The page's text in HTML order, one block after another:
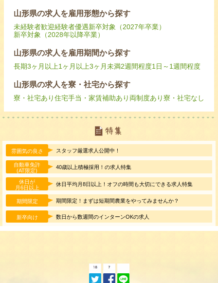
山形県の求人を雇用形態から探す
未経験者歓迎経験者優遇新卒対象（2027年卒業）
新卒対象（2028年以降卒業）
山形県の求人を雇用期間から探す
長期3ヶ月以上1ヶ月以上3ヶ月未満2週間程度1日～1週間程度
山形県の求人を寮・社宅から探す
寮・社宅あり住宅手当・家賃補助あり 両制度あり寮・社宅なし
雰囲気の良さ スタッフ厳選求人公開中！
自動車免許
(AT限定)
40歳以上積極採用！の求人特集
休日が
月6日以上
休日平均月8日以上！オフの時間も大切にできる求人特集
期間限定 期間限定！まずは短期間農業をやってみませんか？
新卒向け 数日から数週間のインターンOKの求人